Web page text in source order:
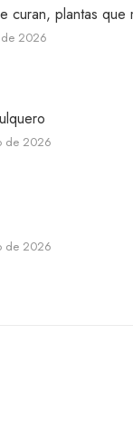
curan, plantas que
2026
de 2026
de 2026